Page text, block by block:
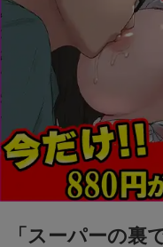
「スーパーの裏